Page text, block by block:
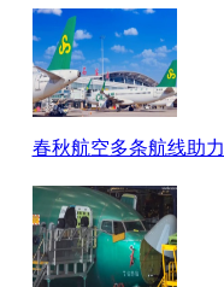
春秋航空多条航线助力